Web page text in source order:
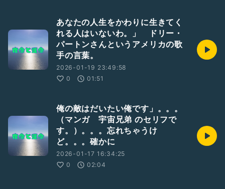
あなたの人生をかわりに生きてく
れる人はいないわ。」 ドリー・
パートンさんというアメリカの歌
手の言葉。
2026-01-19 23:49:58
0
01:51
俺の敵はだいたい俺です」。。。
（マンガ 宇宙兄弟 のセリフで
す。）。。。忘れちゃうけ
ど。。。確かに
2026-01-17 16:34:25
0
02:04